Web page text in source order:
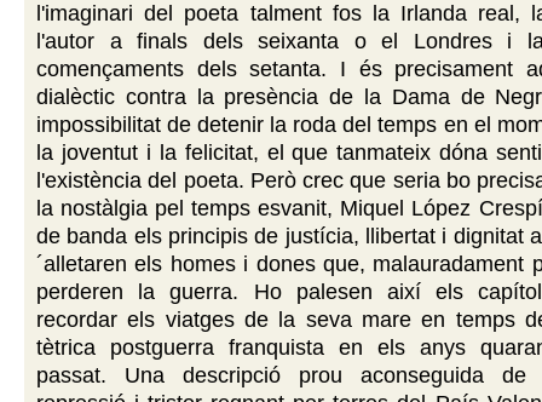
l'imaginari del poeta talment fos la Irlanda real,
l'autor a finals dels seixanta o el Londres i
començaments dels setanta. I és precisament
dialèctic contra la presència de la Dama de
impossibilitat de detenir la roda del temps en el
la joventut i la felicitat, el que tanmateix dóna
l'existència del poeta. Però crec que seria bo
la nostàlgia pel temps esvanit, Miquel López
de banda els principis de justícia, llibertat i dignitat
´alletaren els homes i dones que, malauradament
perderen la guerra. Ho palesen així els
recordar els viatges de la seva mare en temps
tètrica postguerra franquista en els anys
passat. Una descripció prou aconseguida de